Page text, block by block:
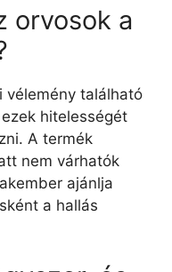
orvosok a
vélemény található
hitelességét
A termék
nem várhatók
ajánlja
a hallás